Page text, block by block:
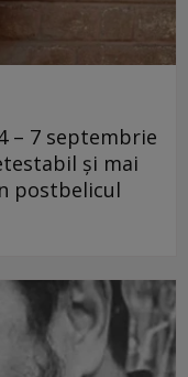
– 7 septembrie
și mai
postbelicul